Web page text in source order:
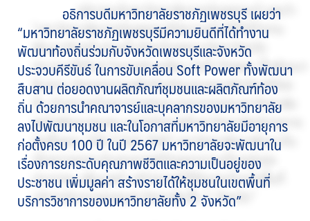
อธิการบดีมหาวิทยาลัยราชภัฏเพชรบุรี เผยว่า
“มหาวิทยาลัยราชภัฏเพชรบุรีมีความยินดีที่ได้ทำงาน
พัฒนาท้องถิ่นร่วมกับจังหวัดเพชรบุรีและจังหวัด
ประจวบคีรีขันธ์ ในการขับเคลื่อน Soft Power ทั้งพัฒนา
สืบสาน ต่อยอดงานผลิตภัณฑ์ชุมชนและผลิตภัณฑ์ท้อง
ถิ่น ด้วยการนำคณาจารย์และบุคลากรของมหาวิทยาลัย
ลงไปพัฒนาชุมชน และในโอกาสที่มหาวิทยาลัยมีอายุการ
ก่อตั้งครบ 100 ปี ในปี 2567 มหาวิทยาลัยจะพัฒนาใน
เรื่องการยกระดับคุณภาพชีวิตและความเป็นอยู่ของ
ประชาชน เพิ่มมูลค่า สร้างรายได้ให้ชุมชนในเขตพื้นที่
บริการวิชาการของมหาวิทยาลัยทั้ง 2 จังหวัด”